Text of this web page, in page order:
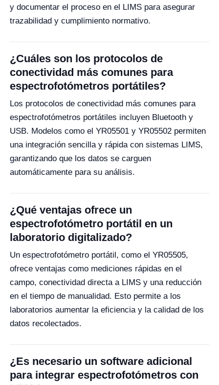
y documentar el proceso en el LIMS para asegurar
trazabilidad y cumplimiento normativo.
¿Cuáles son los protocolos de
conectividad más comunes para
espectrofotómetros portátiles?
Los protocolos de conectividad más comunes para
espectrofotómetros portátiles incluyen Bluetooth y
USB. Modelos como el YR05501 y YR05502 permiten
una integración sencilla y rápida con sistemas LIMS,
garantizando que los datos se carguen
automáticamente para su análisis.
¿Qué ventajas ofrece un
espectrofotómetro portátil en un
laboratorio digitalizado?
Un espectrofotómetro portátil, como el YR05505,
ofrece ventajas como mediciones rápidas en el
campo, conectividad directa a LIMS y una reducción
en el tiempo de manualidad. Esto permite a los
laboratorios aumentar la eficiencia y la calidad de los
datos recolectados.
¿Es necesario un software adicional
para integrar espectrofotómetros con